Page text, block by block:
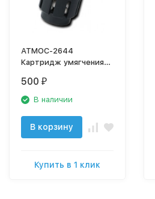
АТМОС-2644
Картридж умягчения
воздуха
500 ₽
В наличии
В корзину
Купить в 1 клик